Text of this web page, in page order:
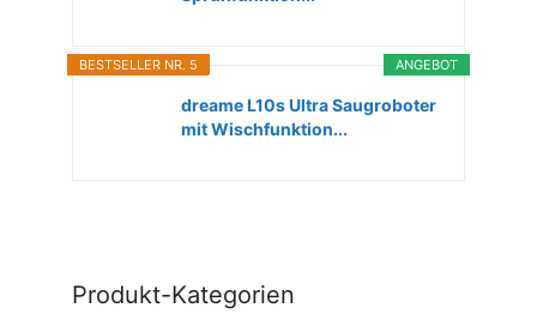
ANGEBOT
BESTSELLER NR. 5
dreame L10s Ultra Saugroboter
mit Wischfunktion...
Produkt-Kategorien